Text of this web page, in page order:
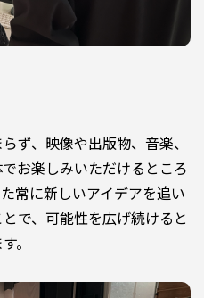
ず、映像や出版物、音楽、
お楽しみいただけるところ
常に新しいアイデアを追い
で、可能性を広げ続けると
。